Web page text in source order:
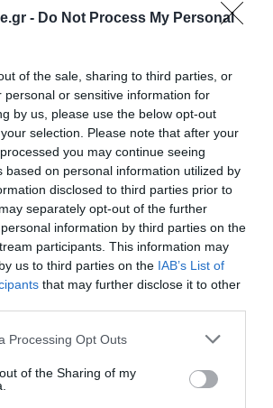
- Do Not Process My Personal
of the sale, sharing to third parties, or
personal or sensitive information for
by us, please use the below opt-out
selection. Please note that after your
you may continue seeing
based on personal information utilized by
disclosed to third parties prior to
separately opt-out of the further
information by third parties on the
participants. This information may
us to third parties on the IAB’s List of
that may further disclose it to other
Processing Opt Outs
of the Sharing of my
Γίνε Συνδρομητής
Βρες το RUNNER!